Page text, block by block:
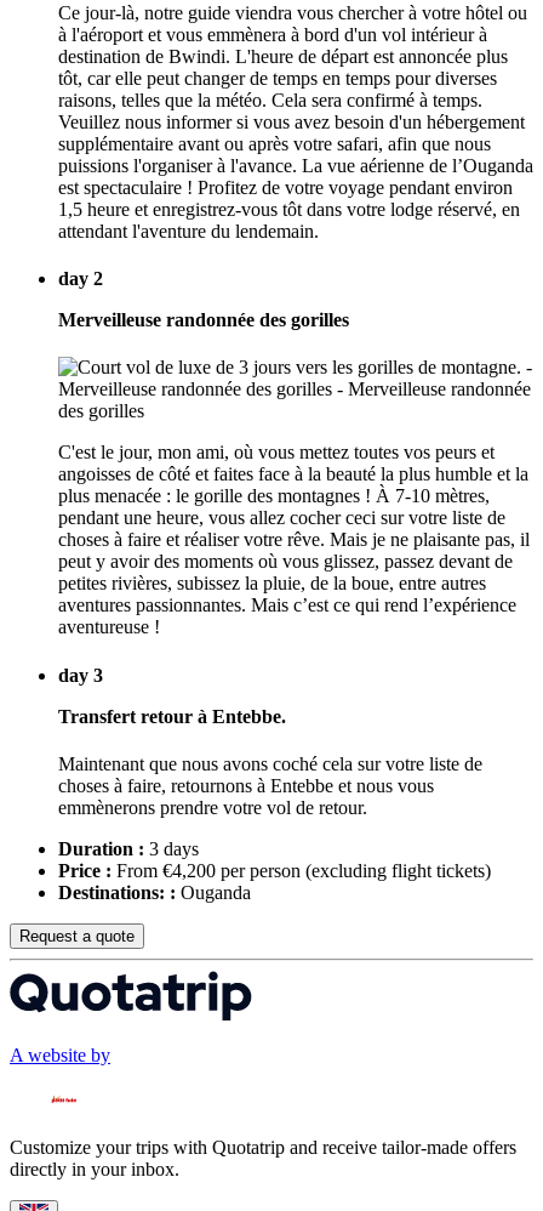
Ce jour-là, notre guide viendra vous chercher à votre hôtel ou
à l'aéroport et vous emmènera à bord d'un vol intérieur à
destination de Bwindi. L'heure de départ est annoncée plus
tôt, car elle peut changer de temps en temps pour diverses
raisons, telles que la météo. Cela sera confirmé à temps.
Veuillez nous informer si vous avez besoin d'un hébergement
supplémentaire avant ou après votre safari, afin que nous
puissions l'organiser à l'avance. La vue aérienne de l’Ouganda
est spectaculaire ! Profitez de votre voyage pendant environ
1,5 heure et enregistrez-vous tôt dans votre lodge réservé, en
attendant l'aventure du lendemain.
day 2
Merveilleuse randonnée des gorilles
C'est le jour, mon ami, où vous mettez toutes vos peurs et
angoisses de côté et faites face à la beauté la plus humble et la
plus menacée : le gorille des montagnes ! À 7-10 mètres,
pendant une heure, vous allez cocher ceci sur votre liste de
choses à faire et réaliser votre rêve. Mais je ne plaisante pas, il
peut y avoir des moments où vous glissez, passez devant de
petites rivières, subissez la pluie, de la boue, entre autres
aventures passionnantes. Mais c’est ce qui rend l’expérience
aventureuse !
day 3
Transfert retour à Entebbe.
Maintenant que nous avons coché cela sur votre liste de
choses à faire, retournons à Entebbe et nous vous
emmènerons prendre votre vol de retour.
Duration : 3 days
Price : From €4,200 per person (excluding flight tickets)
Destinations: : Ouganda
Request a quote
A website by
Customize your trips with Quotatrip and receive tailor-made offers
directly in your inbox.